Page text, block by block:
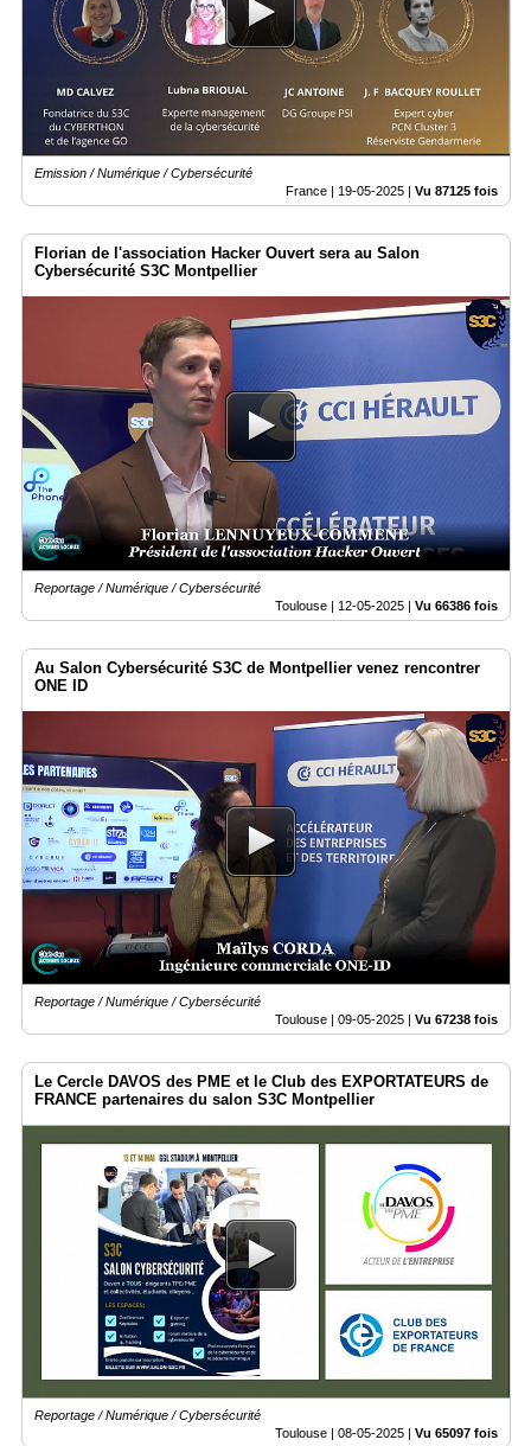
Emission / Numérique / Cybersécurité
France | 19-05-2025 Vu 87125 fois
Florian de l'association Hacker Ouvert sera au Salon
Cybersécurité S3C Montpellier
Reportage / Numérique / Cybersécurité
Toulouse | 12-05-2025 | Vu 66386 fois
Au Salon Cybersécurité S3C de Montpellier venez rencontrer
ONE ID
Reportage / Numérique / Cybersécurité
Toulouse | 09-05-2025 | Vu 67238 fois
Le Cercle DAVOS des PME et le Club des EXPORTATEURS de
FRANCE partenaires du salon S3C Montpellier
Reportage / Numérique / Cybersécurité
Toulouse | 08-05-2025 Vu 65097 fois